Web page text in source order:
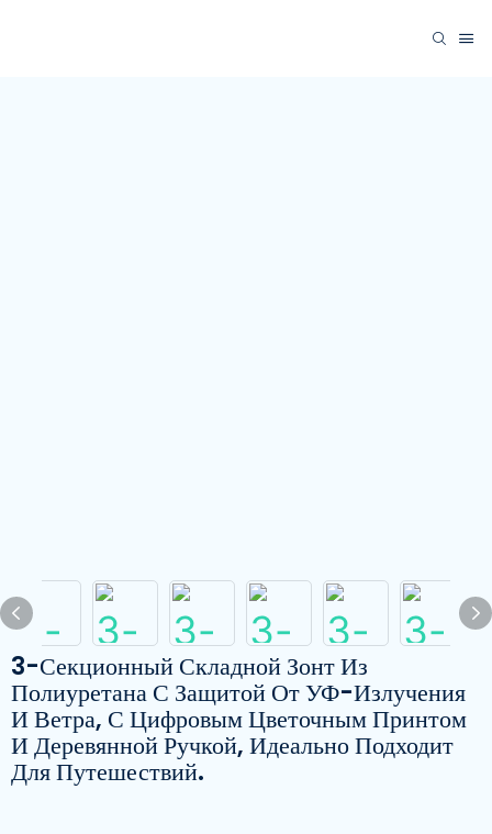
3-Секционный Складной Зонт Из
Полиуретана С Защитой От УФ-Излучения
И Ветра, С Цифровым Цветочным Принтом
И Деревянной Ручкой, Идеально Подходит
Для Путешествий.